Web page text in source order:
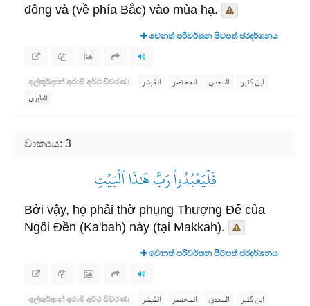
đông và (về phía Bắc) vào mùa hạ.
වෙනත් පරිවර්තන පිටපත් ප්රදර්ශනය
අල්කුර්ආන් අරාබි අර්ථ විවරණ: المُيسَّر المختصر السعدي
ابن كثير
الطبري
වාක්‍යය: 3
فَلۡيَعۡبُدُواْ رَبَّ هَٰذَا ٱلۡبَيۡتِ
Bởi vậy, họ phải thờ phụng Thượng Đế của
Ngôi Đền (Ka'bah) này (tại Makkah).
වෙනත් පරිවර්තන පිටපත් ප්රදර්ශනය
අල්කුර්ආන් අරාබි අර්ථ විවරණ: المُيسَّر المختصر السعدي
ابن كثير